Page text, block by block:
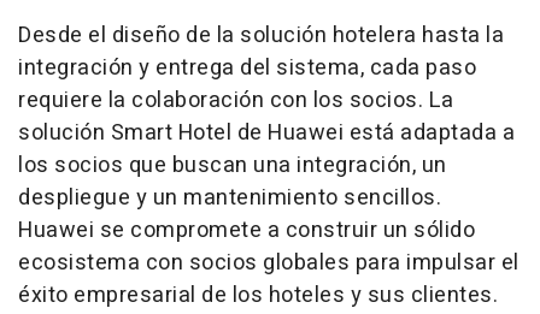
Desde el diseño de la solución hotelera hasta la
integración y entrega del sistema, cada paso
requiere la colaboración con los socios. La
solución Smart Hotel de Huawei está adaptada a
los socios que buscan una integración, un
despliegue y un mantenimiento sencillos.
Huawei se compromete a construir un sólido
ecosistema con socios globales para impulsar el
éxito empresarial de los hoteles y sus clientes.